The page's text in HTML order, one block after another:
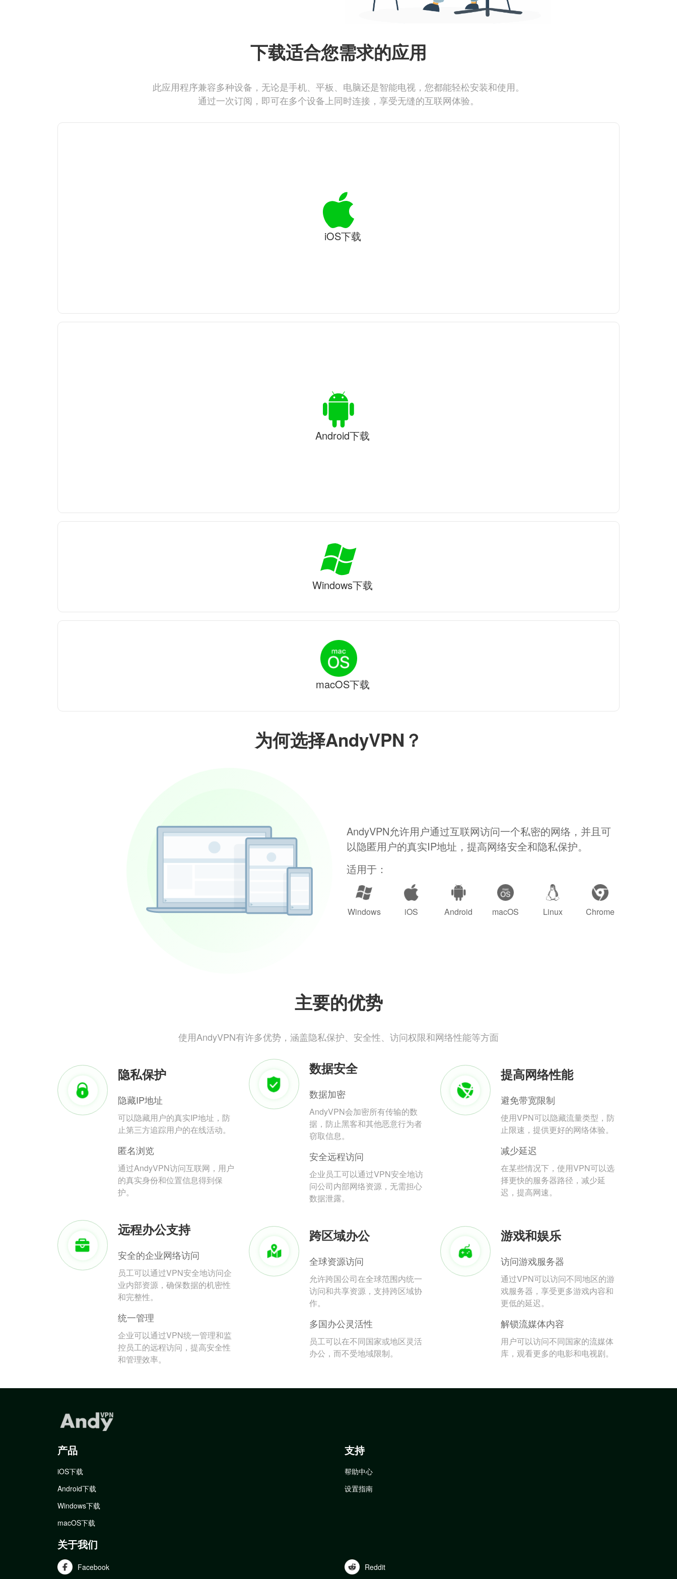
为何选择AndyVPN？
AndyVPN允许用户通过互联网访问一个私密的网络，并且可
以隐匿用户的真实IP地址，提高网络安全和隐私保护。
适用于：
Windows iOS Android macOS Linux Chrome
主要的优势
使用AndyVPN有许多优势，涵盖隐私保护、安全性、访问权限和网络性能等方面
隐私保护
隐藏IP地址
可以隐藏用户的真实IP地址，防
止第三方追踪用户的在线活动。
匿名浏览
通过AndyVPN访问互联网，用户
的真实身份和位置信息得到保
护。
数据安全
数据加密
AndyVPN会加密所有传输的数
据，防止黑客和其他恶意行为者
窃取信息。
安全远程访问
企业员工可以通过VPN安全地访
问公司内部网络资源，无需担心
数据泄露。
提高网络性能
避免带宽限制
使用VPN可以隐藏流量类型，防
止限速，提供更好的网络体验。
减少延迟
在某些情况下，使用VPN可以选
择更快的服务器路径，减少延
迟，提高网速。
远程办公支持
安全的企业网络访问
员工可以通过VPN安全地访问企
业内部资源，确保数据的机密性
和完整性。
统一管理
企业可以通过VPN统一管理和监
控员工的远程访问，提高安全性
和管理效率。
跨区域办公
全球资源访问
允许跨国公司在全球范围内统一
访问和共享资源，支持跨区域协
作。
多国办公灵活性
员工可以在不同国家或地区灵活
办公，而不受地域限制。
游戏和娱乐
访问游戏服务器
通过VPN可以访问不同地区的游
戏服务器，享受更多游戏内容和
更低的延迟。
解锁流媒体内容
用户可以访问不同国家的流媒体
库，观看更多的电影和电视剧。
下载适合您需求的应用
此应用程序兼容多种设备，无论是手机、平板、电脑还是智能电视，您都能轻松安装和使用。
通过一次订阅，即可在多个设备上同时连接，享受无缝的互联网体验。
iOS下载
Android下载
Windows下载
macOS下载
产品
iOS下载
Android下载
Windows下载
macOS下载
支持
帮助中心
设置指南
关于我们
Facebook Reddit